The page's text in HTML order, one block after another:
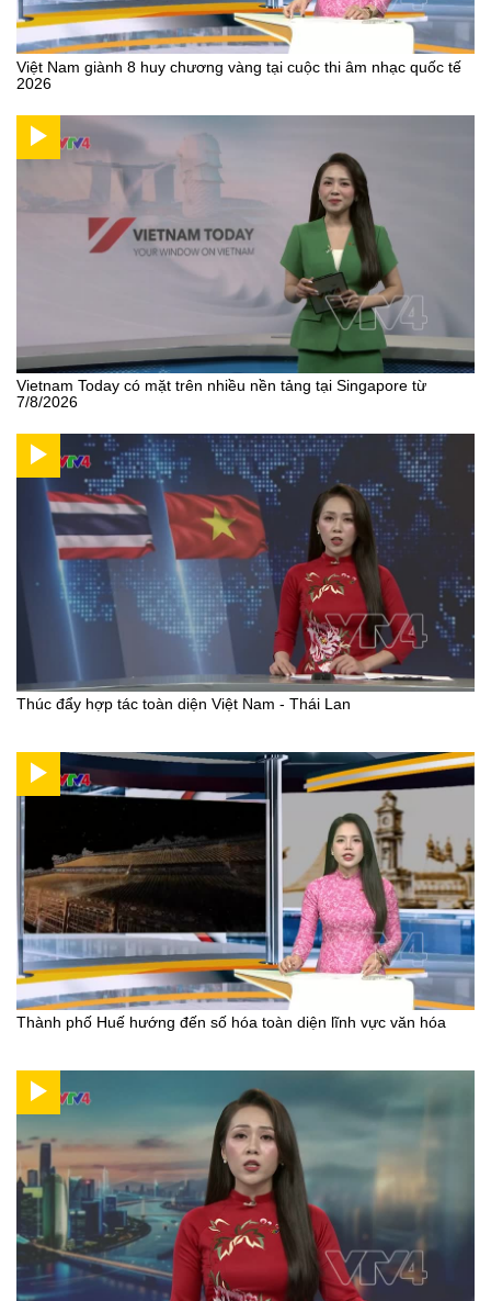
Việt Nam giành 8 huy chương vàng tại cuộc thi âm nhạc quốc tế
2026
Vietnam Today có mặt trên nhiều nền tảng tại Singapore từ
7/8/2026
Thúc đẩy hợp tác toàn diện Việt Nam - Thái Lan
Thành phố Huế hướng đến số hóa toàn diện lĩnh vực văn hóa